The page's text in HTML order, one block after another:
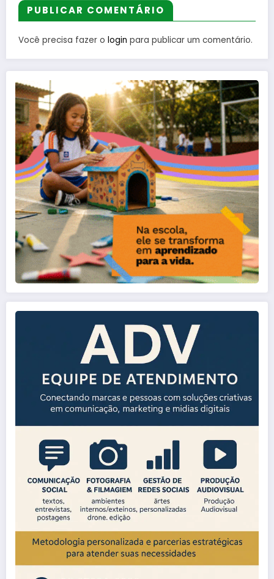
PUBLICAR COMENTÁRIO
Você precisa fazer o login para publicar um comentário.